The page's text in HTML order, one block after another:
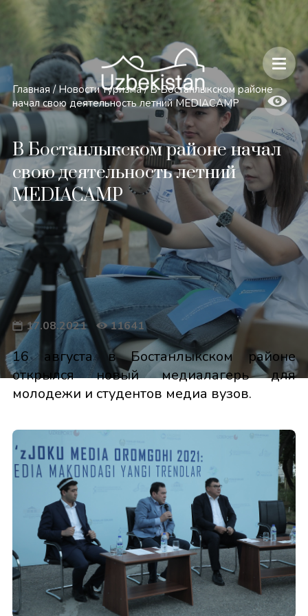
Безопасность и особенности путешествий по Узбекистану
Главная / Новости туризма / В Бостанлыкском районе
начал свою деятельность летний MEDIACAMP
В Бостанлыкском районе начал
свою деятельность летний
MEDIACAMP
17.08.2021 11641
16 августа в Бостанлыкском районе
открылся новый медиалагерь для
молодежи и студентов медиа вузов.